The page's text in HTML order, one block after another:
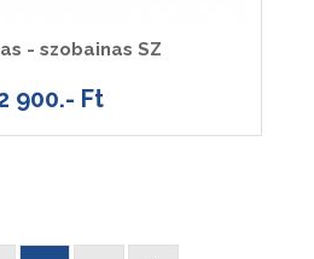
- szobainas SZ
900.- Ft